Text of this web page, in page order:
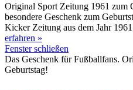
Original Sport Zeitung 1961 zum
besondere Geschenk zum
Kicker Zeitung aus dem Jahr
erfahren »
Fenster schließen
Das Geschenk für Fußballfans.
Geburtstag!